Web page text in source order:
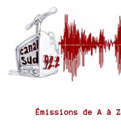
Émissions de A à Z